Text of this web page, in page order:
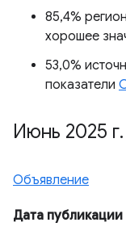
85,4%
хорошее
53,0%
показатели
Июнь 2025 г.
Объявление
Дата публикации